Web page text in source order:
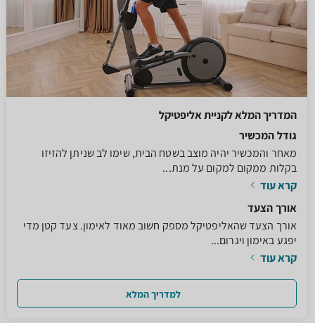
המדריך המלא לקניית אליפטיקל
גודל המכשיר
מאחר והמכשיר יהיה מוצב בשטח הבית, שימו לב שניתן להזיזו
בקלות ממקום למקום על מנת...
קרא עוד
אורך הצעד
אורך הצעד שהאליפטיקל מספק חשוב מאוד לאימון. צעד קטן מדי
יפגע באימון ויגרום...
קרא עוד
למדריך המלא